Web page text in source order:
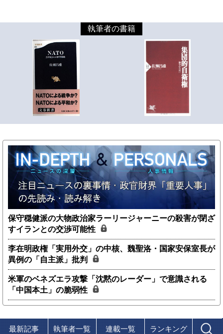
執筆者の書籍
保守穏健派の大物政治家ラーリージャーニーの殺害が閉ざ
すイランとの交渉可能性
李在明政権「実用外交」の中核、魏聖洛・国家安保室長が
異例の「自主派」批判
米軍のベネズエラ攻撃「沈黙のレーダー」で意識される
「中国本土」の脆弱性
最新記事 執筆者一覧 連載一覧 ランキング